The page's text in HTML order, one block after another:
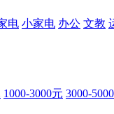
电 小家电 办公 文教
1000-3000元 3000-